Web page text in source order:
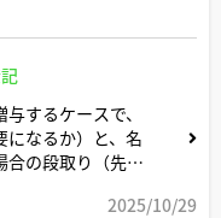
するケースで、
なるか）と、名
合の段取り（先に
2025/10/29